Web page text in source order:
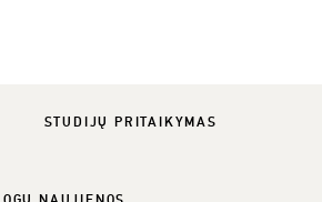
STUDIJŲ PRITAIKYMAS